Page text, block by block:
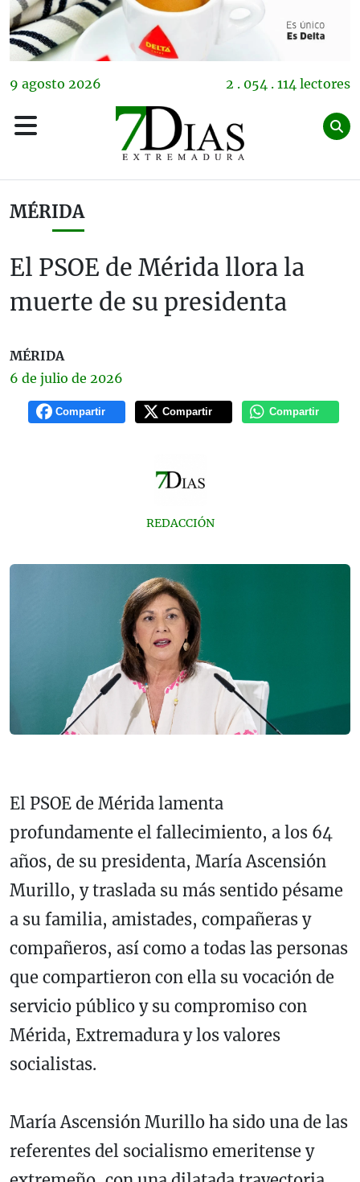
9 agosto 2026 2 . 054 . 114 lectores
MÉRIDA
El PSOE de Mérida llora la
muerte de su presidenta
MÉRIDA
6 de julio de 2026
Compartir Compartir Compartir
REDACCIÓN
El PSOE de Mérida lamenta
profundamente el fallecimiento, a los 64
años, de su presidenta, María Ascensión
Murillo, y traslada su más sentido pésame
a su familia, amistades, compañeras y
compañeros, así como a todas las personas
que compartieron con ella su vocación de
servicio público y su compromiso con
Mérida, Extremadura y los valores
socialistas.
María Ascensión Murillo ha sido una de las
referentes del socialismo emeritense y